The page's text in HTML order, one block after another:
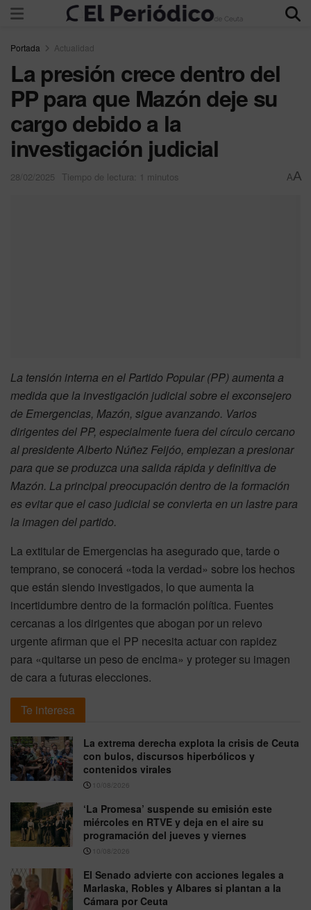
Portada Actualidad
La presión crece dentro del
PP para que Mazón deje su
cargo debido a la
investigación judicial
28/02/2025 Tiempo de lectura: 1 minutos AA
La tensión interna en el Partido Popular (PP) aumenta a
medida que la investigación judicial sobre el exconsejero
de Emergencias, Mazón, sigue avanzando. Varios
dirigentes del PP, especialmente fuera del círculo cercano
al presidente Alberto Núñez Feijóo, empiezan a presionar
para que se produzca una salida rápida y definitiva de
Mazón. La principal preocupación dentro de la formación
es evitar que el caso judicial se convierta en un lastre para
la imagen del partido.
La extitular de Emergencias ha asegurado que, tarde o
temprano, se conocerá «toda la verdad» sobre los hechos
que están siendo investigados, lo que aumenta la
incertidumbre dentro de la formación política. Fuentes
cercanas a los dirigentes que abogan por un relevo
urgente afirman que el PP necesita actuar con rapidez
para «quitarse un peso de encima» y proteger su imagen
de cara a futuras elecciones.
Te interesa
La extrema derecha explota la crisis de Ceuta
con bulos, discursos hiperbólicos y
contenidos virales
10/08/2026
‘La Promesa’ suspende su emisión este
miércoles en RTVE y deja en el aire su
programación del jueves y viernes
10/08/2026
El Senado advierte con acciones legales a
Marlaska, Robles y Albares si plantan a la
Cámara por Ceuta